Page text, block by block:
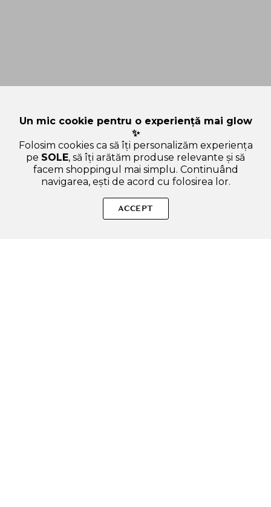
COSMETICS Reedle Shot Foot Peeling Mask - masca de
picioare tip soseta formulata cu acid glicolic si acid lactic, care
Un mic cookie pentru o experiență mai glow
✨
Folosim cookies ca să îți personalizăm experiența
pe SOLE, să îți arătăm produse relevante și să
facem shoppingul mai simplu. Continuând
navigarea, ești de acord cu folosirea lor.
ACCEPT